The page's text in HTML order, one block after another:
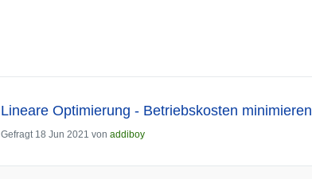
Lineare Optimierung - Betriebskosten minimieren
Gefragt 18 Jun 2021 von addiboy